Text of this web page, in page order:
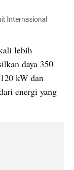
Internasional
lebih
daya 350
kW dan
energi yang